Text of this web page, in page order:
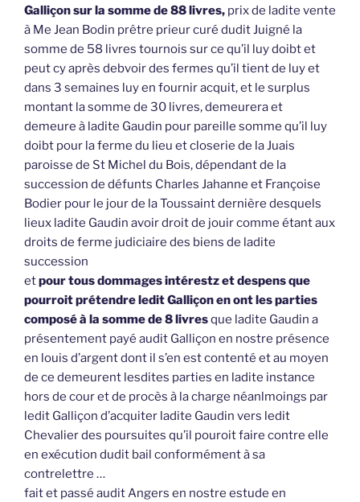
Galliçon sur la somme de 88 livres, prix de ladite vente
à Me Jean Bodin prêtre prieur curé dudit Juigné la
somme de 58 livres tournois sur ce qu’il luy doibt et
peut cy après debvoir des fermes qu’il tient de luy et
dans 3 semaines luy en fournir acquit, et le surplus
montant la somme de 30 livres, demeurera et
demeure à ladite Gaudin pour pareille somme qu’il luy
doibt pour la ferme du lieu et closerie de la Juais
paroisse de St Michel du Bois, dépendant de la
succession de défunts Charles Jahanne et Françoise
Bodier pour le jour de la Toussaint dernière desquels
lieux ladite Gaudin avoir droit de jouir comme étant aux
droits de ferme judiciaire des biens de ladite
succession
etpour tous dommages intérestz et despens que
pourroit prétendre ledit Galliçon en ont les parties
composé à la somme de 8 livresque ladite Gaudin a
présentement payé audit Galliçon en nostre présence
en louis d’argent dont il s’en est contenté et au moyen
de ce demeurent lesdites parties en ladite instance
hors de cour et de procès à la charge néanlmoings par
ledit Galliçon d’acquiter ladite Gaudin vers ledit
Chevalier des poursuites qu’il pouroit faire contre elle
en exécution dudit bail conformément à sa
contrelettre …
fait et passé audit Angers en nostre estude en